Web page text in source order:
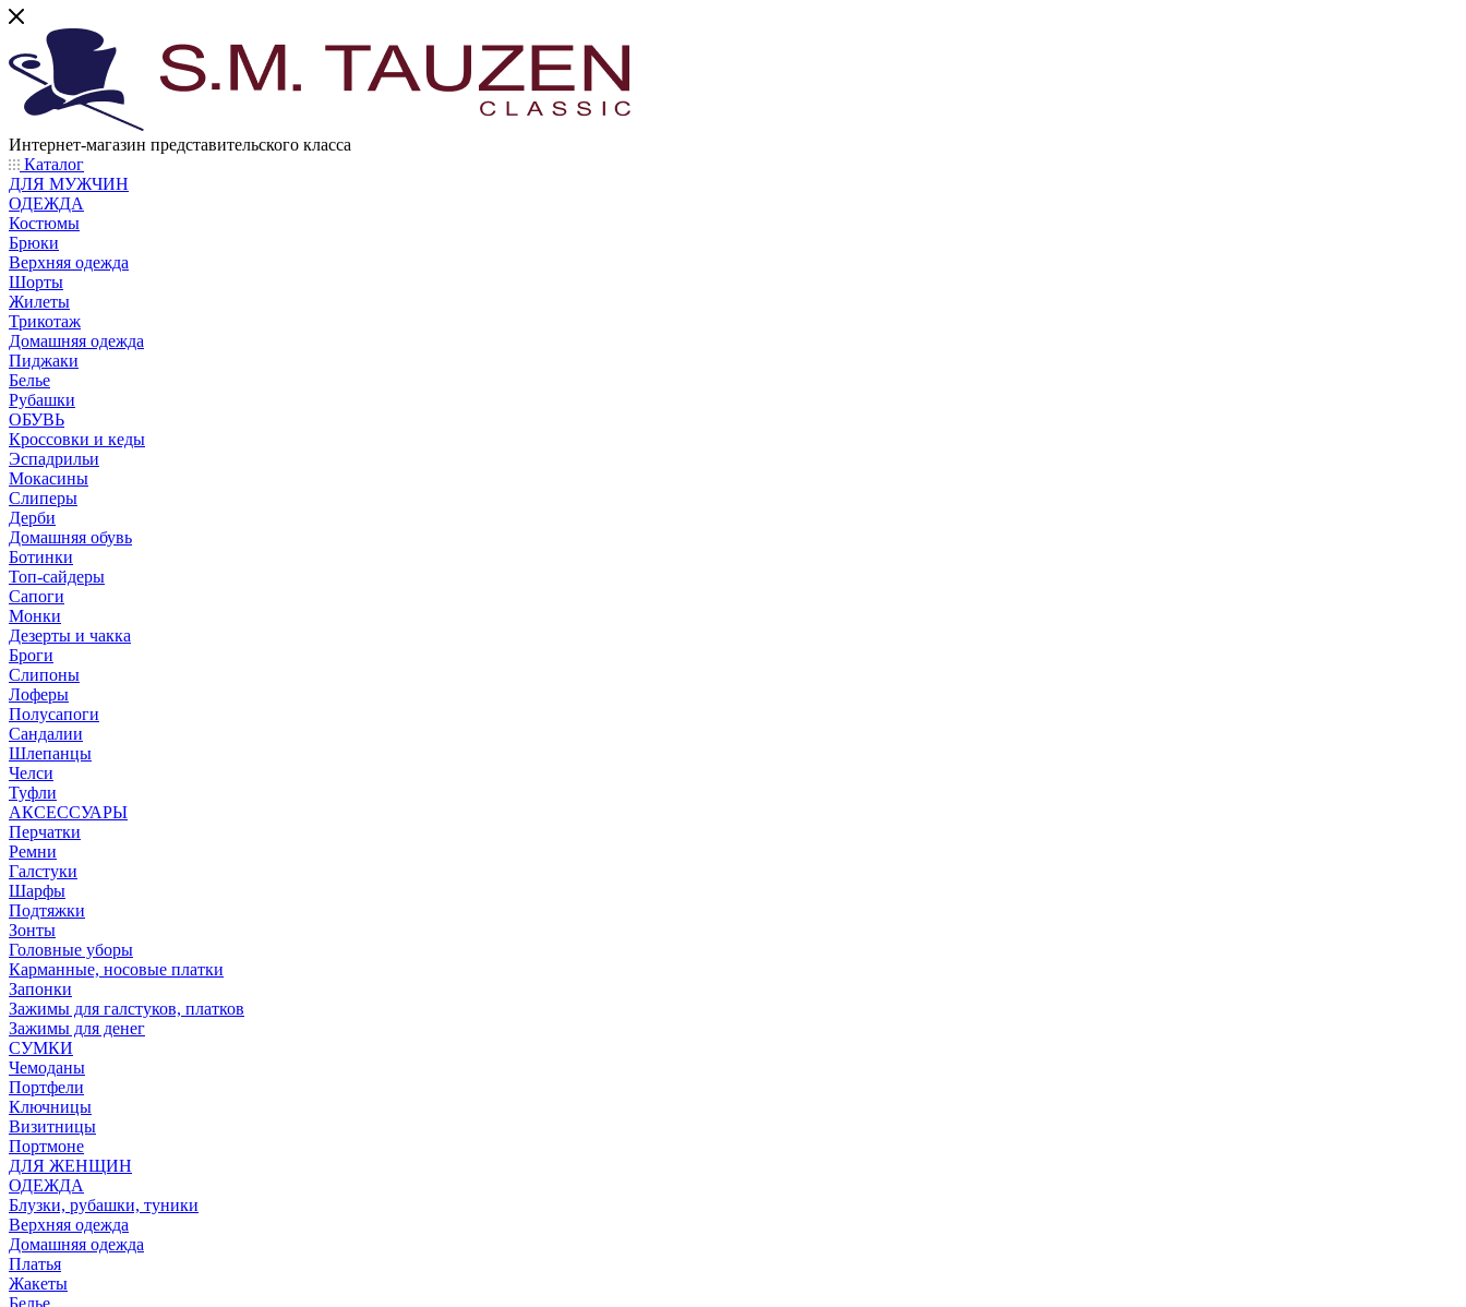
Интернет-магазин представительского класса
Каталог
ДЛЯ МУЖЧИН
ОДЕЖДА
Костюмы
Брюки
Верхняя одежда
Шорты
Жилеты
Трикотаж
Домашняя одежда
Пиджаки
Белье
Рубашки
ОБУВЬ
Кроссовки и кеды
Эспадрильи
Мокасины
Слиперы
Дерби
Домашняя обувь
Ботинки
Топ-сайдеры
Сапоги
Монки
Дезерты и чакка
Броги
Слипоны
Лоферы
Полусапоги
Сандалии
Шлепанцы
Челси
Туфли
АКСЕССУАРЫ
Перчатки
Ремни
Галстуки
Шарфы
Подтяжки
Зонты
Головные уборы
Карманные, носовые платки
Запонки
Зажимы для галстуков, платков
Зажимы для денег
СУМКИ
Чемоданы
Портфели
Ключницы
Визитницы
Портмоне
ДЛЯ ЖЕНЩИН
ОДЕЖДА
Блузки, рубашки, туники
Верхняя одежда
Домашняя одежда
Платья
Жакеты
Белье